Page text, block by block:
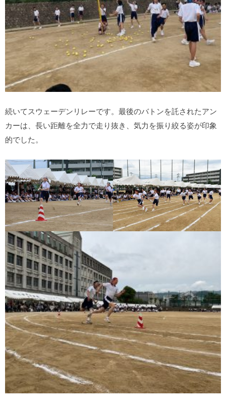
続いてスウェーデンリレーです。最後のバトンを託されたアン
カーは、長い距離を全力で走り抜き、気力を振り絞る姿が印象
的でした。